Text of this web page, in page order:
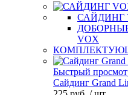
САЙДИНГ
VOX
Быстрый
Сайдинг Grand